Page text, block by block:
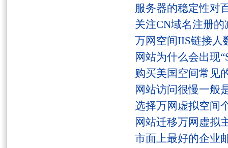
服务器的稳定性对
关注CN域名注册
万网空间IIS链接人
网站为什么会出现
购买美国空间常见
网站访问很慢一般
选择万网虚拟空间
网站迁移万网虚拟
市面上最好的企业